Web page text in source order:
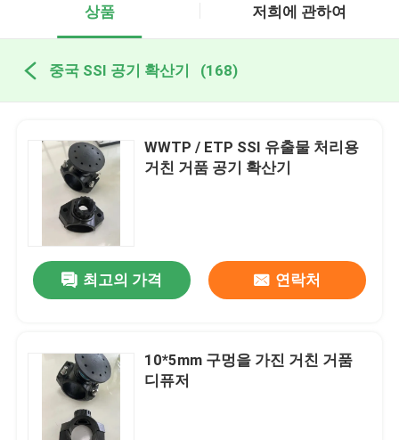
상품 저희에 관하여
중국 SSI 공기 확산기 (168)
WWTP / ETP SSI 유출물 처리용
거친 거품 공기 확산기
최고의 가격 연락처
10*5mm 구멍을 가진 거친 거품
디퓨저